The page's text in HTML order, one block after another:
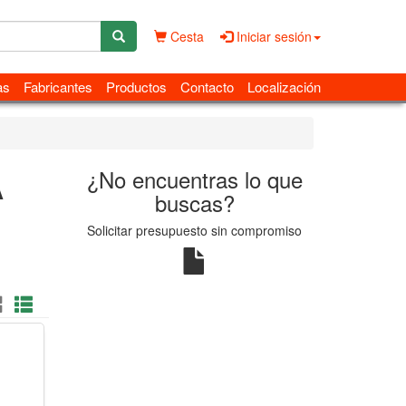
Cesta Iniciar sesión
Fabricantes Productos Contacto Localización
¿No encuentras lo que
buscas?
Solicitar presupuesto sin compromiso